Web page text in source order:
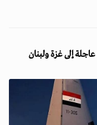
إلى غزة ولبنان